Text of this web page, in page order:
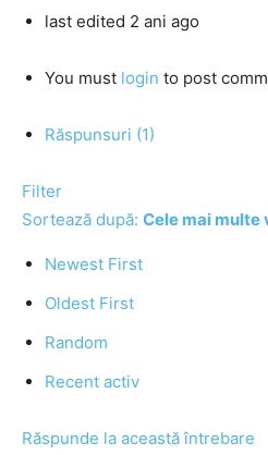
last edited 2 ani ago
You must login to post
Răspunsuri (1)
Filter
Sortează după: Cele mai multe
Newest First
Oldest First
Random
Recent activ
Răspunde la această întrebare